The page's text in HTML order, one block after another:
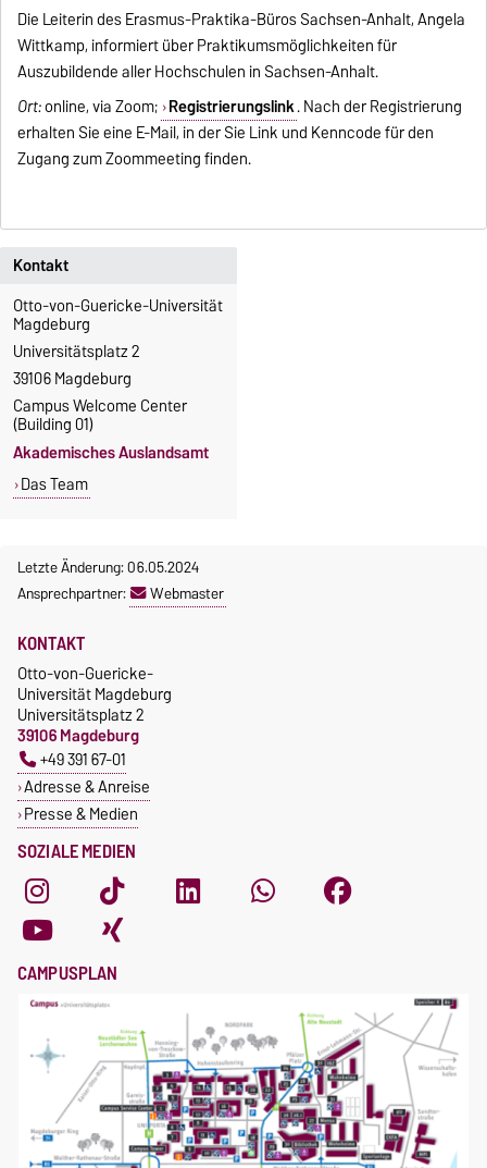
Die Leiterin des Erasmus-Praktika-Büros Sachsen-Anhalt, Angela
Wittkamp, informiert über Praktikumsmöglichkeiten für
Auszubildende aller Hochschulen in Sachsen-Anhalt.
Ort:online, via Zoom; Registrierungslink. Nach der Registrierung
erhalten Sie eine E-Mail, in der Sie Link und Kenncode für den
Zugang zum Zoommeeting finden.
Kontakt
Otto-von-Guericke-Universität
Magdeburg
Universitätsplatz 2
39106 Magdeburg
Campus Welcome Center
(Building 01)
Akademisches Auslandsamt
Das Team
Letzte Änderung: 06.05.2024
Ansprechpartner:
Webmaster
SOZIALE MEDIEN
KONTAKT
Otto-von-Guericke-
Universität Magdeburg
Universitätsplatz 2
39106 Magdeburg
+49 391 67-01
Adresse & Anreise
Presse & Medien
CAMPUSPLAN